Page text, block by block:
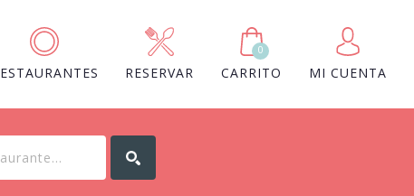
RESERVAR
0
CARRITO MI CUENTA